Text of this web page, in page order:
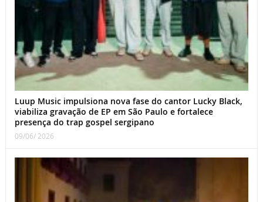
Luup Music impulsiona nova fase do cantor Lucky Black,
viabiliza gravação de EP em São Paulo e fortalece
presença do trap gospel sergipano
09/06/ 2026